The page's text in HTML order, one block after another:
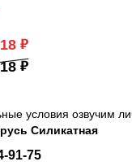
условия озвучим
Силикатная
91-75